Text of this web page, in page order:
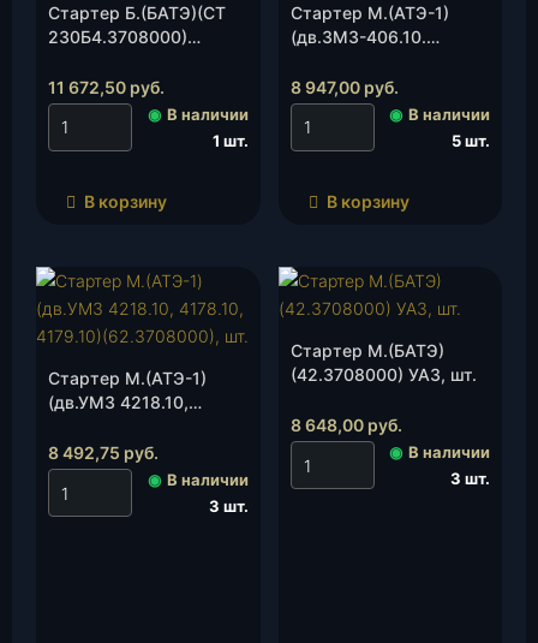
Стартер Б.(БАТЭ)(СТ
230Б4.3708000)
4022.10, 402.10,
502.10, 320.01, 321.01,
322.03), шт.
11 672,50 руб.
◉ В наличии
1 шт.
В корзину
Стартер М.(АТЭ-1)
(дв.ЗМЗ-406.10.
(42.3708000-11), шт.
8 947,00 руб.
◉ В наличии
5 шт.
В корзину
Стартер М.(АТЭ-1)
(дв.УМЗ 4218.10,
(62.3708000), шт.
8 492,75 руб.
◉ В наличии
3 шт.
Стартер М.(БАТЭ)
(42.3708000) УАЗ, шт.
8 648,00 руб.
◉ В наличии
3 шт.